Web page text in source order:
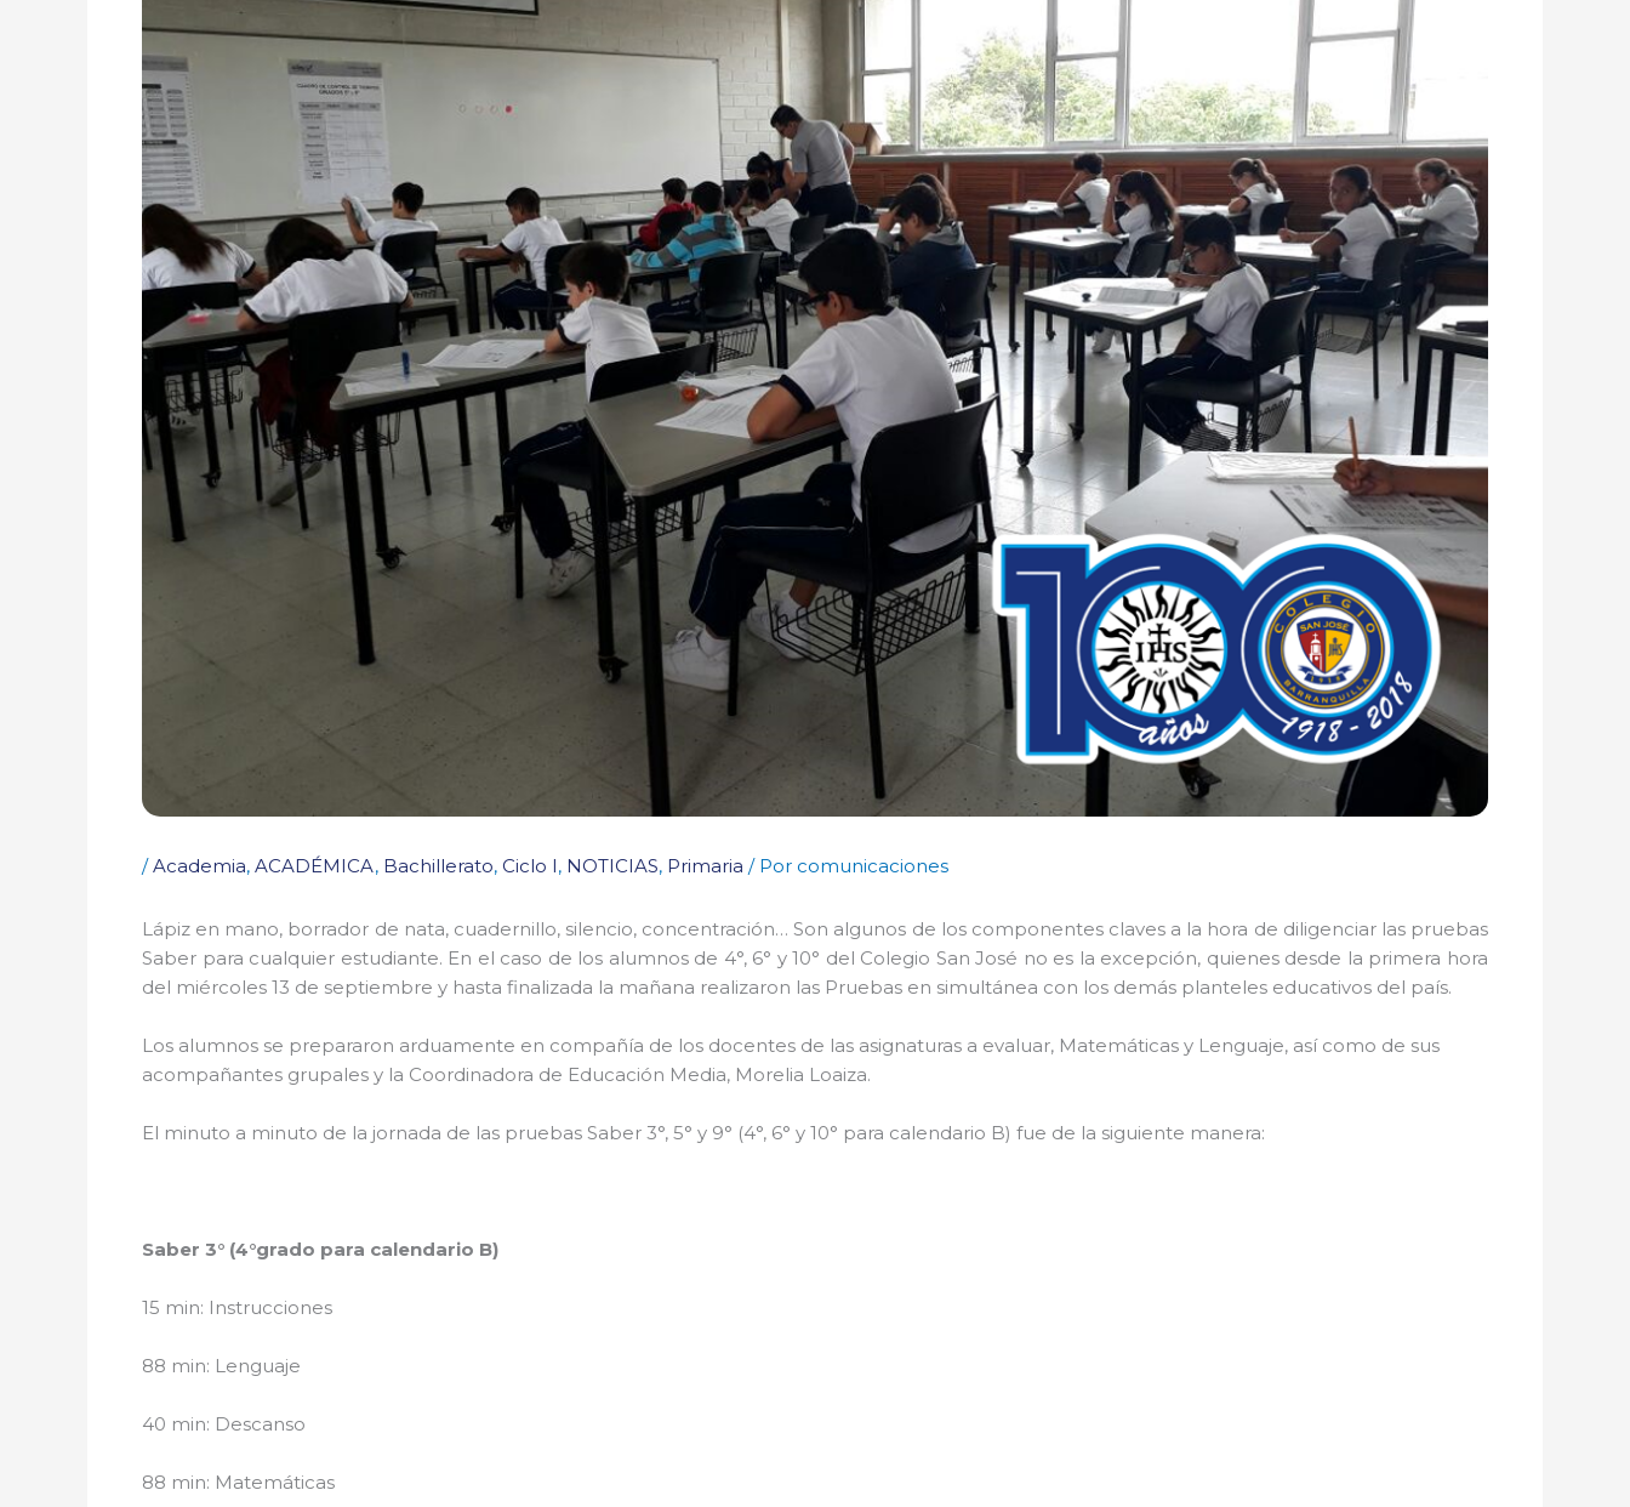
/Academia, ACADÉMICA, Bachillerato, Ciclo I, NOTICIAS, Primaria / Por comunicaciones
Lápiz en mano, borrador de nata, cuadernillo, silencio, concentración… Son algunos de los componentes claves a la hora de diligenciar las pruebas
Saber para cualquier estudiante. En el caso de los alumnos de 4°, 6° y 10° del Colegio San José no es la excepción, quienes desde la primera hora
del miércoles 13 de septiembre y hasta finalizada la mañana realizaron las Pruebas en simultánea con los demás planteles educativos del país.
Los alumnos se prepararon arduamente en compañía de los docentes de las asignaturas a evaluar, Matemáticas y Lenguaje, así como de sus
acompañantes grupales y la Coordinadora de Educación Media, Morelia Loaiza.
El minuto a minuto de la jornada de las pruebas Saber 3°, 5° y 9° (4°, 6° y 10° para calendario B) fue de la siguiente manera:
Saber 3° (4°grado para calendario B)
15 min: Instrucciones
88 min: Lenguaje
40 min: Descanso
88 min: Matemáticas